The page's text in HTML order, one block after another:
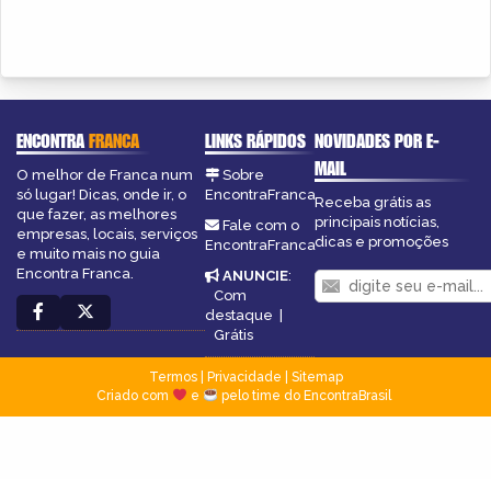
ENCONTRAFRANCA
O melhor de Franca num
só lugar! Dicas, onde ir, o
que fazer, as melhores
empresas, locais, serviços
e muito mais no guia
Encontra Franca.
LINKS RÁPIDOS
Sobre
EncontraFranca
Fale com o
EncontraFranca
ANUNCIE:
Com
destaque |
Grátis
NOVIDADES POR E-
MAIL
Receba grátis as
principais notícias,
dicas e promoções
Termos| Privacidade
Sitemap
Criado com
e pelo time do EncontraBrasil